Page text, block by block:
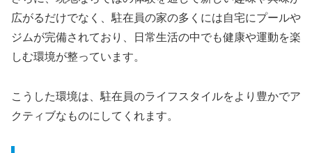
広がるだけでなく、駐在員の家の多くには自宅にプールや
ジムが完備されており、日常生活の中でも健康や運動を楽
しむ環境が整っています。
こうした環境は、駐在員のライフスタイルをより豊かでア
クティブなものにしてくれます。